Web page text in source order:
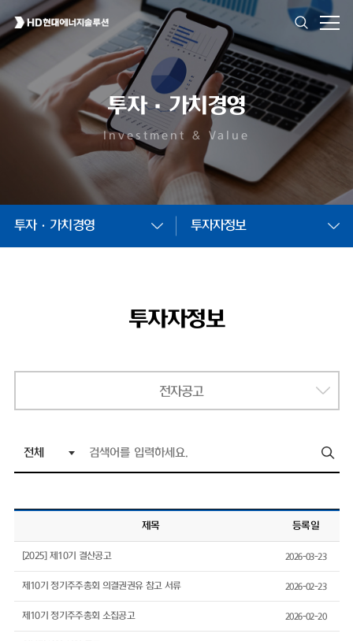
투자·가치경영
Investment & Value
투자·가치경영 투자자정보
투자자정보
전자공고
제목 등록일
[2025] 제10기 결산공고 2026-03-23
제10기 정기주주총회 의결권권유 참고 서류 2026-02-23
제10기 정기주주총회 소집공고 2026-02-20